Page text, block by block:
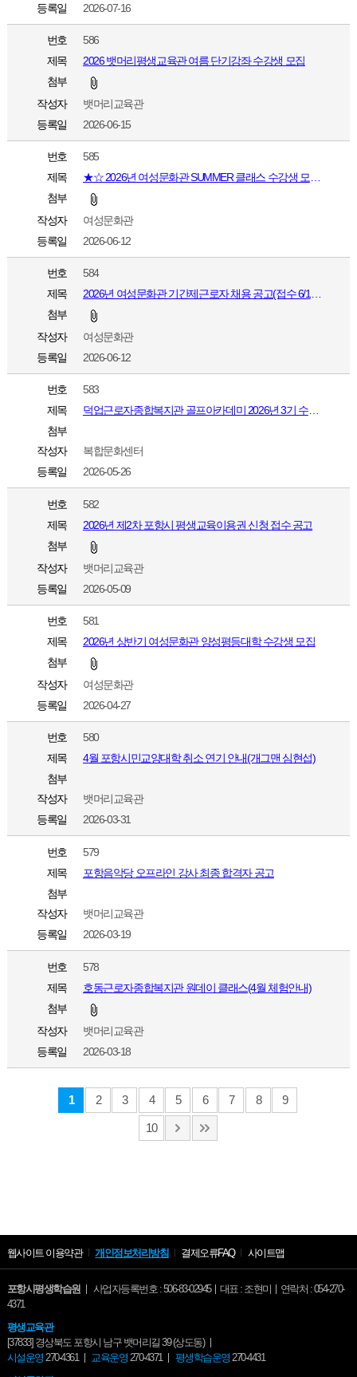
등록일
2026-07-16
번호
586
제목
2026 뱃머리평생교육관 여름 단기강좌 수강생 모집
첨부
작성자
뱃머리교육관
등록일
2026-06-15
번호
585
제목
첨부
작성자
여성문화관
등록일
2026-06-12
번호
584
제목
첨부
작성자
여성문화관
등록일
2026-06-12
번호
583
제목
덕업근로자종합복지관 골프아카데미 2026년 3기 수강생을 모집합니다.
첨부
작성자
복합문화센터
등록일
2026-05-26
번호
582
제목
2026년 제2차 포항시 평생교육이용권 신청 접수 공고
첨부
작성자
뱃머리교육관
등록일
2026-05-09
번호
581
제목
2026년 상반기 여성문화관 양성평등대학 수강생 모집
첨부
작성자
여성문화관
등록일
2026-04-27
번호
580
제목
4월 포항시민교양대학 취소 연기 안내(개그맨 심현섭)
첨부
작성자
뱃머리교육관
등록일
2026-03-31
번호
579
제목
포항음악당 오프라인 강사 최종 합격자 공고
첨부
작성자
뱃머리교육관
등록일
2026-03-19
번호
578
제목
호동근로자종합복지관 원데이 클래스(4월 체험안내)
첨부
작성자
뱃머리교육관
등록일
2026-03-18
1 2 3 4 5 6 7 8 9
10
웹사이트 이용약관 개인정보처리방침 결제오류FAQ 사이트맵
포항시평생학습원 사업자등록번호 : 506-83-02945 대표 : 조현미
연락처 : 054-270-
4371
평생교육관
[37833] 경상북도 포항시 남구 뱃머리길 39 (상도동)
시설운영 270-4361 교육운영 270-4371 평생학습운영 270-4431